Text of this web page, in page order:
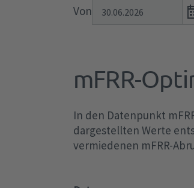
Von
mFRR-
In den Datenpunkt
dargestellten Werte
vermiedenen mFRR-